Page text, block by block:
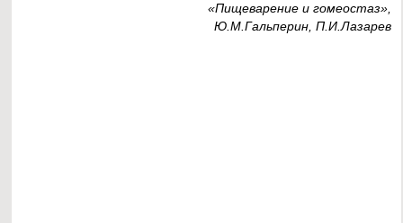
«Пищеварение и гомеостаз»,
Ю.М.Гальперин, П.И.Лазарев